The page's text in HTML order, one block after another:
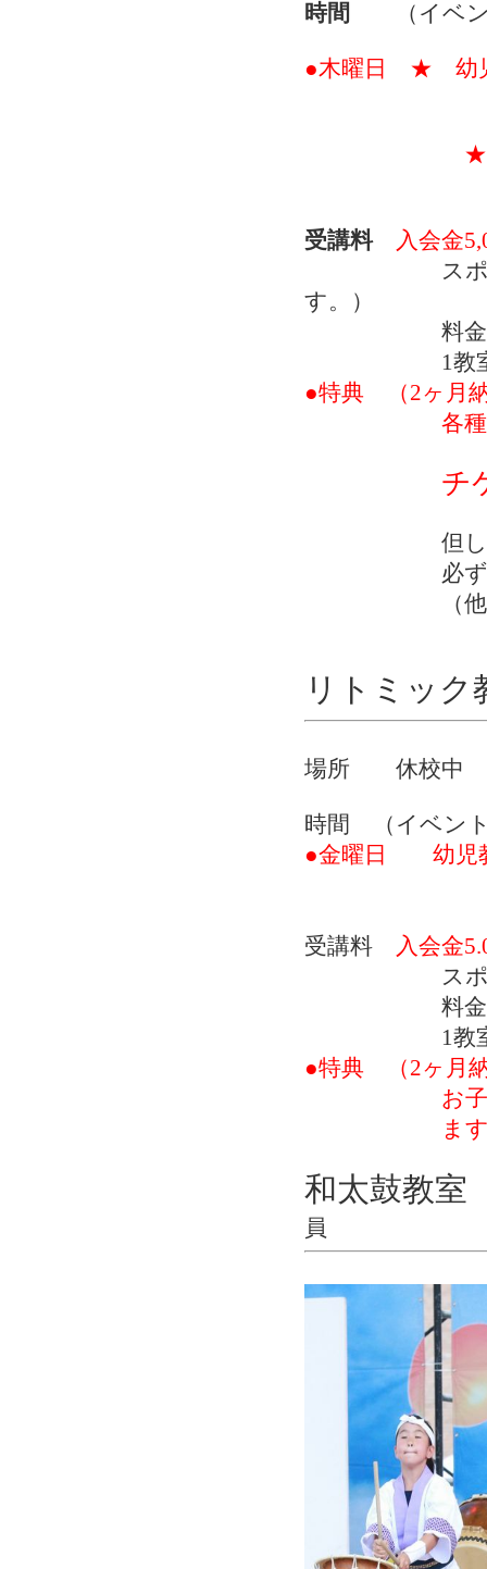
時間 （イベン
●木曜日 ★ 幼
★ 中学生、
受講料
入会金
スポーツ
す。）
料金 月極
1教室で1
●特典 （2ヶ月
各種教室
チ
但し、入会
必ずご相
（他の教室
リトミ
場所 休校中
時間 （イベン
●金曜日 幼児教
受講料
入会金
スポーツ
料金 月極
1教室で1
●特典 （2ヶ月
お子様が急
ますので、
和太鼓教室
員